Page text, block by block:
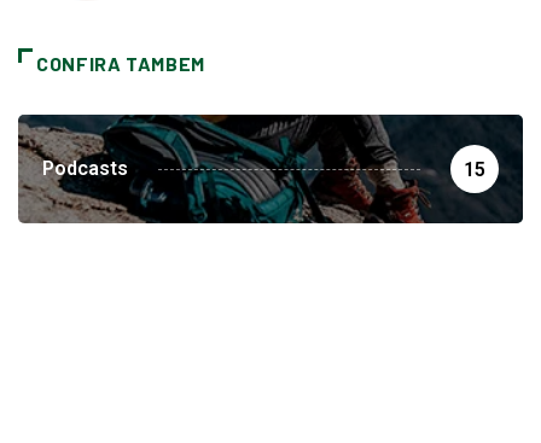
CONFIRA TAMBEM
Podcasts 15